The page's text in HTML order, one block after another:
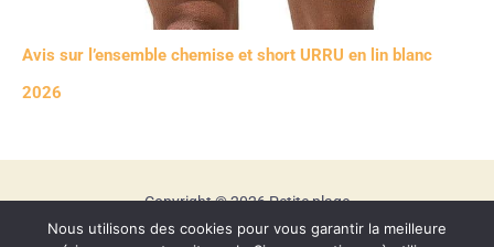
Avis sur l’ensemble chemise et short URRU en lin blanc
2026
Copyright © 2026 Petite plage
Mentions légales
Nous utilisons des cookies pour vous garantir la meilleure